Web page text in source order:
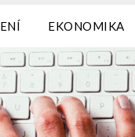
EKONOMIKA